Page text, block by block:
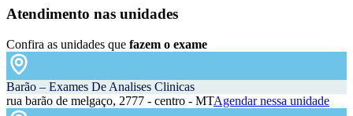
Atendimento nas unidades
Confira as unidades que fazem o exame
Barão – Exames De Analises Clinicas
rua barão de melgaço, 2777 - centro - MTAgendar nessa unidade